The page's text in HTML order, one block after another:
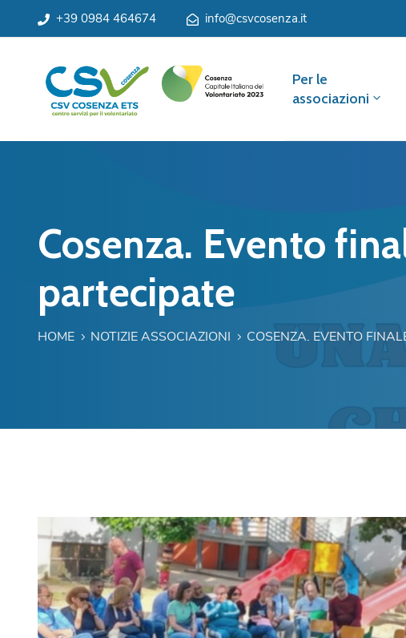
+39 0984 464674 info@csvcosenza.it
Per le
associazioni
Cosenza. Evento
partecipate
HOME NOTIZIE ASSOCIAZIONI COSENZA. EVENTO